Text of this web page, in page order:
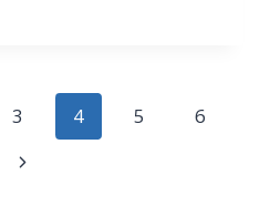
3 4 5
6
Next